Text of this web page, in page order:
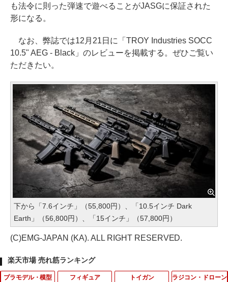
も法令に則った弾速で遊べることがJASGに保証された
形になる。
なお、弊誌では12月21日に「TROY Industries SOCC
10.5" AEG - Black」のレビューを掲載する。ぜひご覧い
ただきたい。
下から「7.6インチ」（55,800円）、「10.5インチ Dark
Earth」（56,800円）、「15インチ」（57,800円）
(C)EMG-JAPAN (KA). ALL RIGHT RESERVED.
楽天市場 売れ筋ランキング
プラモデル・模型 フィギュア トイガン ラジコン・ドローン